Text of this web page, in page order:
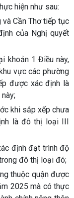
hiện như sau:
và Cần Thơ tiếp tục
của Nghị quyết
khoản 1 Điều này,
vực các phường
được xác định là
khi sắp xếp chưa
là đô thị loại III
định đạt trình độ
đô thị loại đó;
thuộc quận được
2025 mà có thực